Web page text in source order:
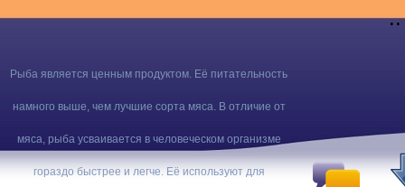
..
Рыба является ценным продуктом. Её питательность
намного выше, чем лучшие сорта мяса. В отличие от
мяса, рыба усваивается в человеческом организме
гораздо быстрее и легче. Её используют для